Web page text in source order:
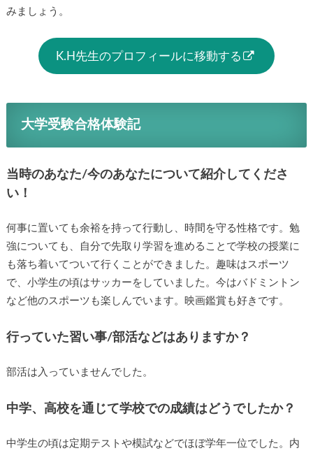
みましょう。
K.H先生のプロフィールに移動する
大学受験合格体験記
当時のあなた/今のあなたについて紹介してくださ
い！
何事に置いても余裕を持って行動し、時間を守る性格です。勉
強についても、自分で先取り学習を進めることで学校の授業に
も落ち着いてついて行くことができました。趣味はスポーツ
で、小学生の頃はサッカーをしていました。今はバドミントン
など他のスポーツも楽しんでいます。映画鑑賞も好きです。
行っていた習い事/部活などはありますか？
部活は入っていませんでした。
中学、高校を通じて学校での成績はどうでしたか？
中学生の頃は定期テストや模試などでほぼ学年一位でした。内